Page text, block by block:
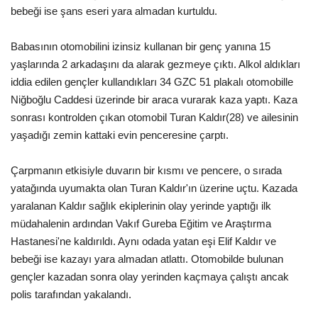
Spor
Gündem
Tekno Bilim
Ekonomi
Galeriler
Künye
Yaşam
İletişim
bebeği ise şans eseri yara almadan kurtuldu.
Babasının otomobilini izinsiz kullanan bir genç yanına 15
yaşlarında 2 arkadaşını da alarak gezmeye çıktı. Alkol aldıkları
iddia edilen gençler kullandıkları 34 GZC 51 plakalı otomobille
Niğboğlu Caddesi üzerinde bir araca vurarak kaza yaptı. Kaza
sonrası kontrolden çıkan otomobil Turan Kaldır(28) ve ailesinin
yaşadığı zemin kattaki evin penceresine çarptı.
Çarpmanın etkisiyle duvarın bir kısmı ve pencere, o sırada
yatağında uyumakta olan Turan Kaldır'ın üzerine uçtu. Kazada
yaralanan Kaldır sağlık ekiplerinin olay yerinde yaptığı ilk
müdahalenin ardından Vakıf Gureba Eğitim ve Araştırma
Hastanesi'ne kaldırıldı. Aynı odada yatan eşi Elif Kaldır ve
bebeği ise kazayı yara almadan atlattı. Otomobilde bulunan
gençler kazadan sonra olay yerinden kaçmaya çalıştı ancak
polis tarafından yakalandı.